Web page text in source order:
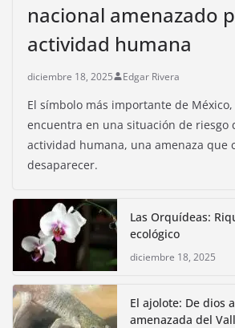
nacional amenazado
actividad humana
diciembre 18, 2025 Edgar Rivera
El símbolo más importante de México,
encuentra en una situación de riesgo
actividad humana, una amenaza que
desaparecer.
Las Orquídeas:
ecológico
diciembre 18, 2025
El ajolote: De dios
amenazada del